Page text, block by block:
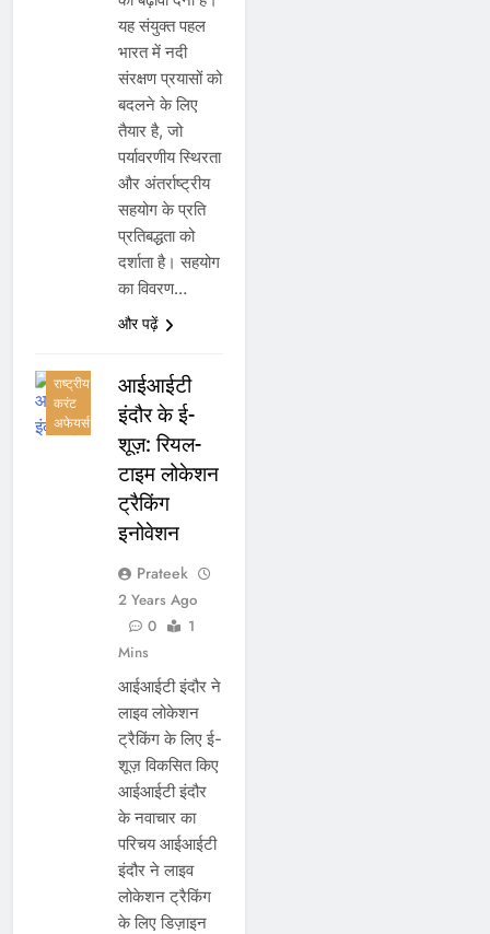
यह संयुक्त पहल
भारत में नदी
संरक्षण प्रयासों को
बदलने के लिए
तैयार है, जो
पर्यावरणीय स्थिरता
और अंतर्राष्ट्रीय
सहयोग के प्रति
प्रतिबद्धता को
दर्शाता है। सहयोग
का विवरण…
और पढ़ें
राष्ट्रीय
करंट
अफेयर्स
आईआईटी
इंदौर के ई-
शूज़: रियल-
टाइम लोकेशन
ट्रैकिंग
इनोवेशन
Prateek
2 Years Ago
0
1
Mins
आईआईटी इंदौर ने
लाइव लोकेशन
ट्रैकिंग के लिए ई-
शूज़ विकसित किए
आईआईटी इंदौर
के नवाचार का
परिचय आईआईटी
इंदौर ने लाइव
लोकेशन ट्रैकिंग
के लिए डिज़ाइन